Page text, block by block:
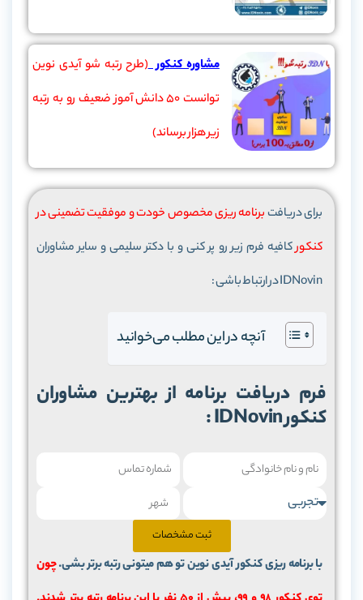
مشاوره کنکور(طرح رتبه شو آیدی نوین
توانست 50 دانش آموز ضعیف رو به رتبه
زیر هزار برساند)
برای دریافتبرنامه ریزی مخصوص خودت و موفقیت تضمینی در
کنکورکافیه فرم زیر رو پر کنی و با دکتر سلیمی و سایر مشاوران
IDNovin در ارتباط باشی :
آنچه در این مطلب می‌خوانید
کنکور IDNovin :
ثبت مشخصات
با برنامه ریزی کنکور آیدی نوین تو هم میتونی رتبه برتر بشی.چون